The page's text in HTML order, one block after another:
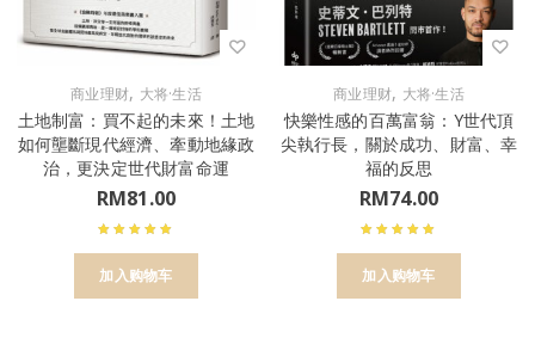
商业理财, 大将·生活
土地制富：買不起的未來！土地
如何壟斷現代經濟、牽動地緣政
治，更決定世代財富命運
RM81.00
加入购物车
商业理财, 大将·生活
快樂性感的百萬富翁：Y世代頂
尖執行長，關於成功、財富、幸
福的反思
RM74.00
加入购物车